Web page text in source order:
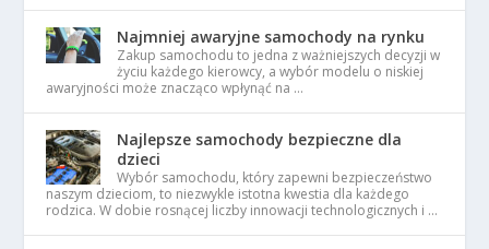
Najmniej awaryjne samochody na rynku
Zakup samochodu to jedna z ważniejszych decyzji w
życiu każdego kierowcy, a wybór modelu o niskiej
awaryjności może znacząco wpłynąć na …
Najlepsze samochody bezpieczne dla
dzieci
Wybór samochodu, który zapewni bezpieczeństwo
naszym dzieciom, to niezwykle istotna kwestia dla każdego
rodzica. W dobie rosnącej liczby innowacji technologicznych i …